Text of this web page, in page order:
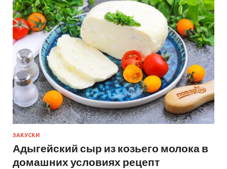
ЗАКУСКИ
Адыгейский сыр из козьего молока в
домашних условиях рецепт